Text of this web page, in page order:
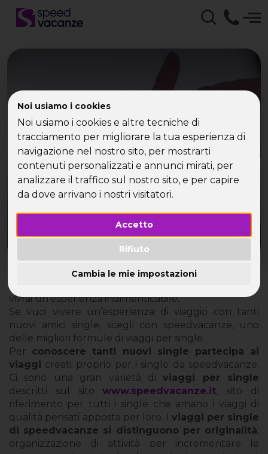
Noi usiamo i cookies
Noi usiamo i cookies e altre tecniche di
tracciamento per migliorare la tua esperienza di
navigazione nel nostro sito, per mostrarti
contenuti personalizzati e annunci mirati, per
analizzare il traffico sul nostro sito, e per capire
da dove arrivano i nostri visitatori.
Accetto
Rifiuto
Cambia le mie impostazioni
Speed Vacanze - Viaggi
per Single
Prenota uno dei viaggi per single di speedvacanze,
vivrai un’esperienza indimenticabile.
Se vuoi vivere un’esperienza di viaggio con tanti
nuovi amici single, scegli con speedvacanze, uno
delle migliori formule di viaggi per single.
Per conoscere tanti nuovi single partecipa ai
viaggi creati proprio per i single da speedvacanze.
Ci sono una gran varietà diviaggi per single
descritti sul sitowww.speedvacanze.it, sito di
riferimento per tutti i single che amano i viaggi di
qualità pensati apposta per loro. I viaggi per single
di speedvacanze si distinguono per originalità;
organizzazione di attività per incrementare le